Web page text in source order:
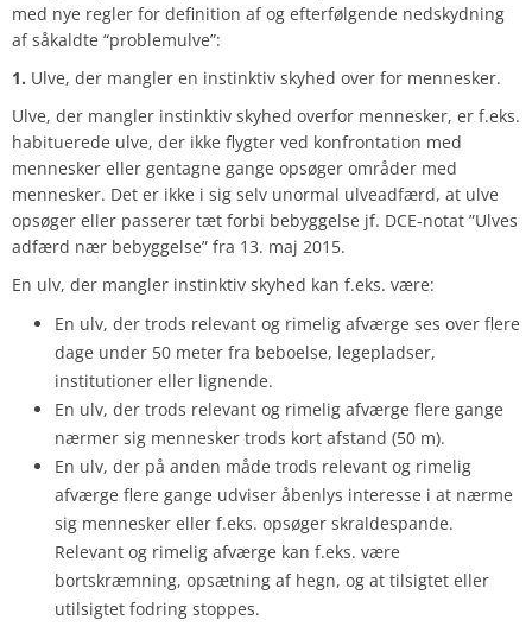
med nye regler for definition af og efterfølgende nedskydning
af såkaldte “problemulve”:
1. Ulve, der mangler en instinktiv skyhed over for mennesker.
Ulve, der mangler instinktiv skyhed overfor mennesker, er f.eks.
habituerede ulve, der ikke flygter ved konfrontation med
mennesker eller gentagne gange opsøger områder med
mennesker. Det er ikke i sig selv unormal ulveadfærd, at ulve
opsøger eller passerer tæt forbi bebyggelse jf. DCE-notat ”Ulves
adfærd nær bebyggelse” fra 13. maj 2015.
En ulv, der mangler instinktiv skyhed kan f.eks. være:
En ulv, der trods relevant og rimelig afværge ses over flere
dage under 50 meter fra beboelse, legepladser,
institutioner eller lignende.
En ulv, der trods relevant og rimelig afværge flere gange
nærmer sig mennesker trods kort afstand (50 m).
En ulv, der på anden måde trods relevant og rimelig
afværge flere gange udviser åbenlys interesse i at nærme
sig mennesker eller f.eks. opsøger skraldespande.
Relevant og rimelig afværge kan f.eks. være
bortskræmning, opsætning af hegn, og at tilsigtet eller
utilsigtet fodring stoppes.